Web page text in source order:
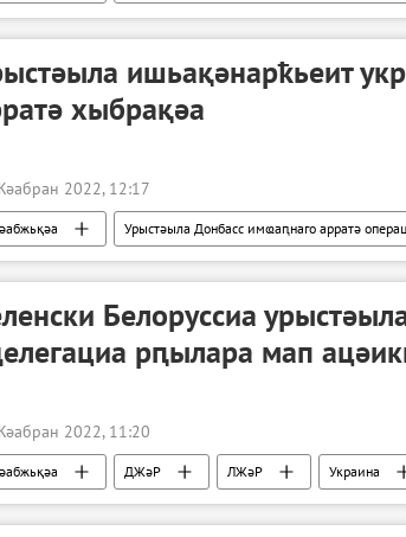
ишьақәнарҟьеит
хыбрақәа
2022, 12:17
Урыстәыла Донбасс имҩаԥнаго арратә
Белоруссиа
рԥылара мап
2022, 11:20
ДЖәР ЛЖәР
Украина
Донбасс имҩаԥнаго арратә операциа ҷыда